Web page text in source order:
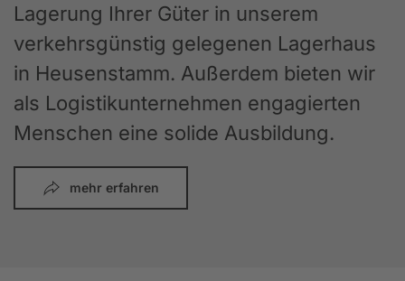
Lagerung Ihrer Güter in unserem
verkehrsgünstig gelegenen Lagerhaus
in Heusenstamm. Außerdem bieten wir
als Logistikunternehmen engagierten
Menschen eine solide Ausbildung.
mehr erfahren